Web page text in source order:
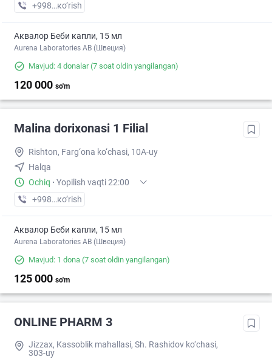
+998 (87) XXX-XX-XX
кo’rish
Аквалор Беби капли, 15 мл
Aurena Laboratories AB (Швеция)
Mavjud: 4 donalar(7 soat oldin yangilangan)
120 000 so'm
Malina dorixonasi 1 Filial
Rishton, Farg‘ona ko‘chasi, 10A-uy
Halqa
Ochiq · Yopilish vaqti 22:00
+998 (99) XXX-XX-XX
кo’rish
Аквалор Беби капли, 15 мл
Aurena Laboratories AB (Швеция)
Mavjud: 1 dona (7 soat oldin yangilangan)
125 000 so'm
ONLINE PHARM 3
Jizzax, Kassoblik mahallasi, Sh. Rashidov ko‘chasi,
303-uy